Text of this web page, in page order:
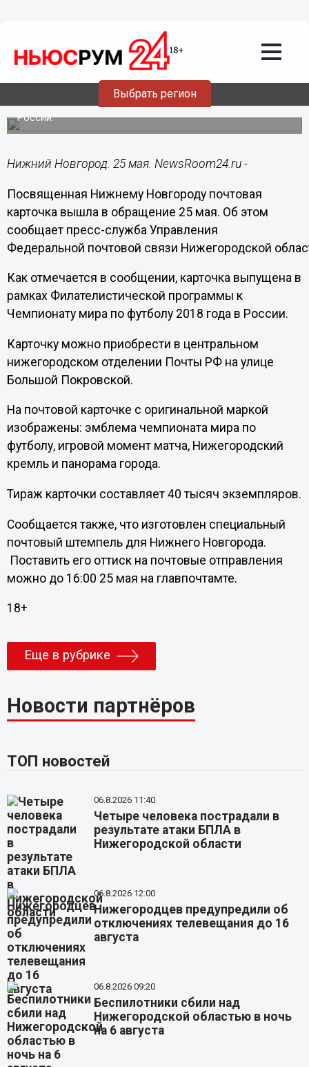
Выбрать регион
Посвященная Нижнему Новгороду
почтовая карточка вышла в
обращение 25 мая
Карточка выпущена в рамках Филателистической
программы к Чемпионату мира по футболу FIFA 2018 в
России.
Нижний Новгород. 25 мая. NewsRoom24.ru -
Посвященная Нижнему Новгороду почтовая
карточка вышла в обращение 25 мая. Об этом
сообщает пресс-служба Управления
Федеральной почтовой связи Нижегородской
Как отмечается в сообщении, карточка выпущена в
рамках Филателистической программы к
Чемпионату мира по футболу 2018 года в России.
Карточку можно приобрести в центральном
нижегородском отделении Почты РФ на улице
Большой Покровской.
На почтовой карточке с оригинальной маркой
изображены: эмблема чемпионата мира по
футболу, игровой момент матча, Нижегородский
кремль и панорама города.
Тираж карточки составляет 40 тысяч экземпляров.
Сообщается также, что изготовлен специальный
почтовый штемпель для Нижнего Новгорода.
Поставить его оттиск на почтовые отправления
можно до 16:00 25 мая на главпочтамте.
18+
Еще в рубрике
Новости партнёров
ТОП новостей
06.8.2026 11:40
Четыре человека пострадали в
результате атаки БПЛА в
Нижегородской области
06.8.2026 12:00
Нижегородцев предупредили об
отключениях телевещания до 16
августа
06.8.2026 09:20
Беспилотники сбили над
Нижегородской областью в ночь
на 6 августа